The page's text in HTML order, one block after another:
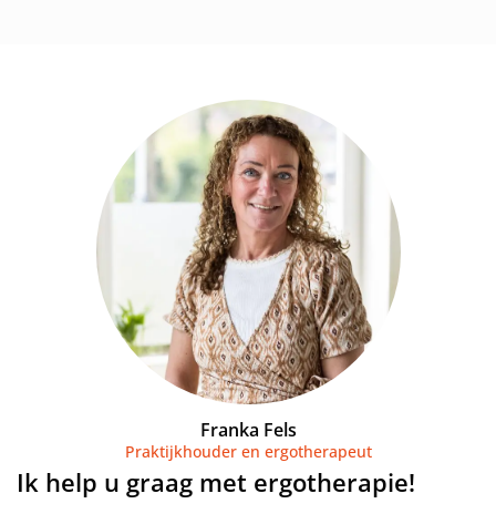
Franka Fels
Praktijkhouder en ergotherapeut
Ik help u graag met ergotherapie!